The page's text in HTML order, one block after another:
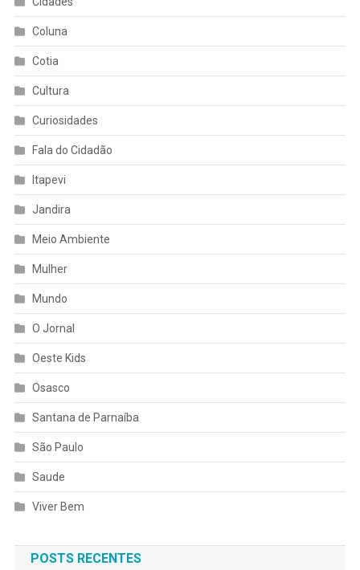
Coluna
Cotia
Cultura
Curiosidades
Fala do Cidadão
Itapevi
Jandira
Meio Ambiente
Mulher
Mundo
O Jornal
Oeste Kids
Osasco
Santana de Parnaíba
São Paulo
Saude
Viver Bem
POSTS RECENTES